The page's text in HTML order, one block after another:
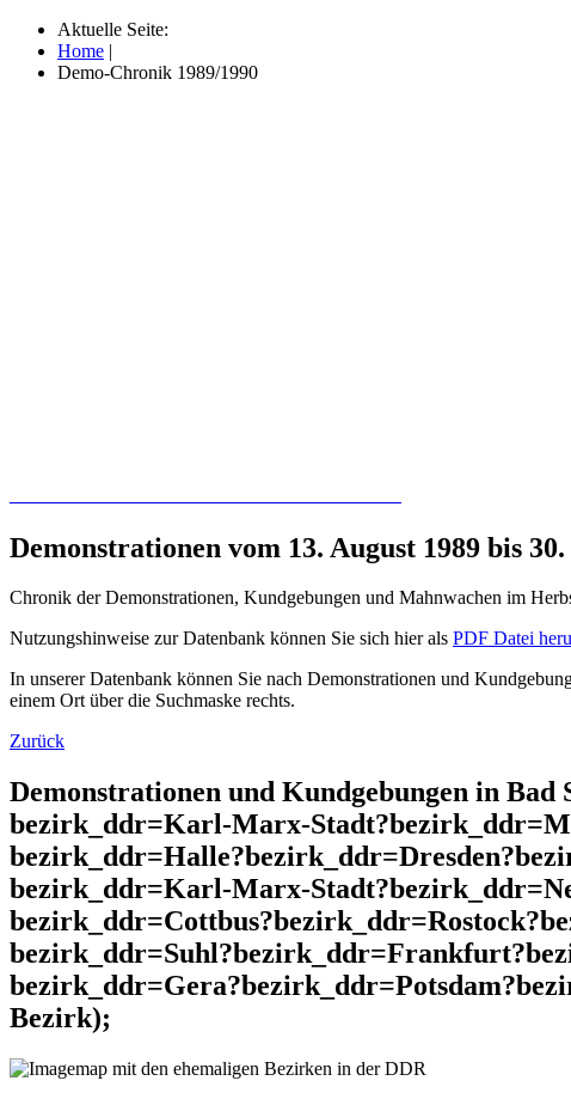
Aktuelle Seite:
Home |
Demo-Chronik 1989/1990
Demonstrationen vom 13. August 1989 bis
Chronik der Demonstrationen, Kundgebungen und Mahnwachen im
Nutzungshinweise zur Datenbank können Sie sich hier als PDF Datei
In unserer Datenbank können Sie nach Demonstrationen und
einem Ort über die Suchmaske rechts.
Zurück
Demonstrationen und Kundgebungen in
bezirk_ddr=Karl-Marx-
bezirk_ddr=Karl-Marx-
Bezirk);